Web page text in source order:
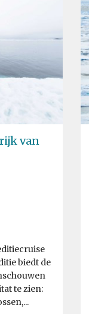
van
biedt de
te zien: